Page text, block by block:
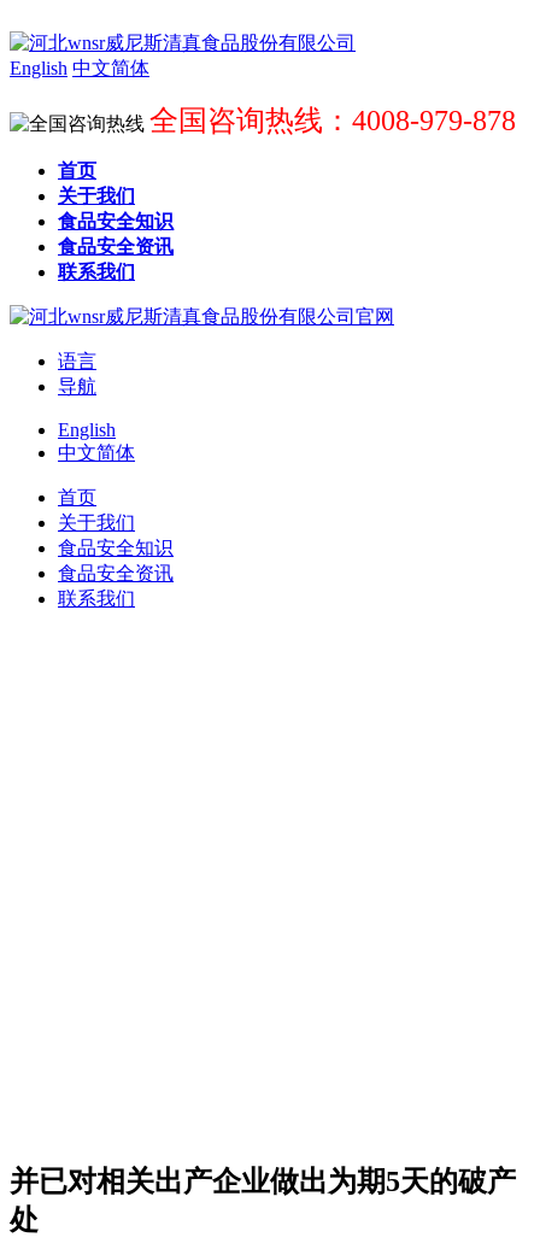
English 中文简体
全国咨询热线：4008-979-878
首页
关于我们
食品安全知识
食品安全资讯
联系我们
语言
导航
English
中文简体
首页
关于我们
食品安全知识
食品安全资讯
联系我们
并已对相关出产企业做出为期5天的破产
处